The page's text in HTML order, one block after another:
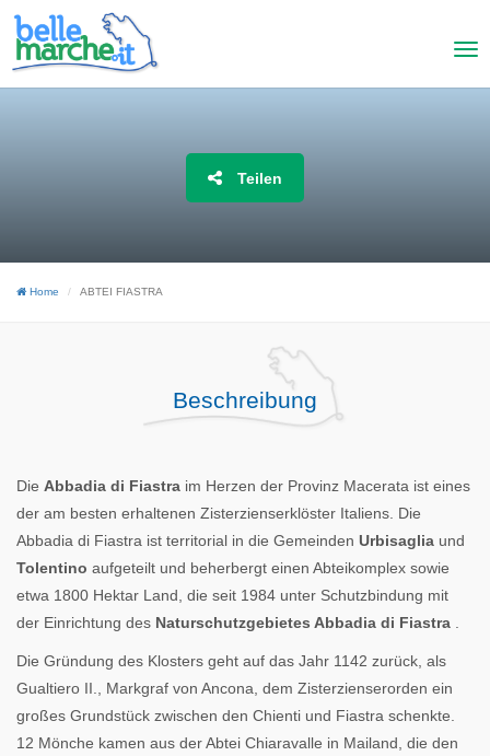
Teilen
Home ABTEI FIASTRA
Beschreibung
Die Abbadia di Fiastra im Herzen der Provinz Macerata ist eines
der am besten erhaltenen Zisterzienserklöster Italiens. Die
Abbadia di Fiastra ist territorial in die Gemeinden Urbisaglia und
Tolentino aufgeteilt und beherbergt einen Abteikomplex sowie
etwa 1800 Hektar Land, die seit 1984 unter Schutzbindung mit
der Einrichtung des Naturschutzgebietes Abbadia di Fiastra
Die Gründung des Klosters geht auf das Jahr 1142 zurück, als
Gualtiero II., Markgraf von Ancona, dem Zisterzienserorden ein
großes Grundstück zwischen den Chienti und Fiastra schenkte.
12 Mönche kamen aus der Abtei Chiaravalle in Mailand, die den